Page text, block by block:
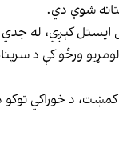
ایستل کېږي، له
ورځو کې د
د خوراکي توکو د